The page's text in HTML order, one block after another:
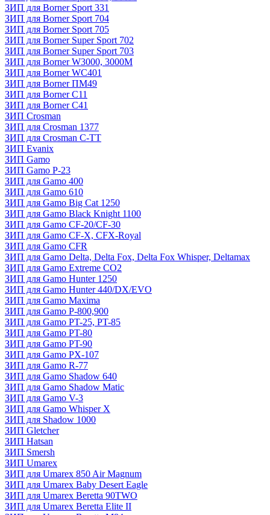
ЗИП для Borner Sport 331
ЗИП для Borner Sport 704
ЗИП для Borner Sport 705
ЗИП для Borner Super Sport 702
ЗИП для Borner Super Sport 703
ЗИП для Borner W3000, 3000М
ЗИП для Borner WC401
ЗИП для Borner ПМ49
ЗИП для Borner С11
ЗИП для Borner С41
ЗИП Crosman
ЗИП для Crosman 1377
ЗИП для Crosman C-TT
ЗИП Evanix
ЗИП Gamo
ЗИП Gamo P-23
ЗИП для Gamo 400
ЗИП для Gamo 610
ЗИП для Gamo Big Cat 1250
ЗИП для Gamo Black Knight 1100
ЗИП для Gamo CF-20/CF-30
ЗИП для Gamo CF-X, CFX-Royal
ЗИП для Gamo CFR
ЗИП для Gamo Delta, Delta Fox, Delta Fox Whisper, Deltamax
ЗИП для Gamo Extreme CO2
ЗИП для Gamo Hunter 1250
ЗИП для Gamo Hunter 440/DX/EVO
ЗИП для Gamo Maxima
ЗИП для Gamo P-800,900
ЗИП для Gamo PT-25, PT-85
ЗИП для Gamo PT-80
ЗИП для Gamo PT-90
ЗИП для Gamo PX-107
ЗИП для Gamo R-77
ЗИП для Gamo Shadow 640
ЗИП для Gamo Shadow Matic
ЗИП для Gamo V-3
ЗИП для Gamo Whisper X
ЗИП для Shadow 1000
ЗИП Gletcher
ЗИП Hatsan
ЗИП Smersh
ЗИП Umarex
ЗИП для Umarex 850 Air Magnum
ЗИП для Umarex Baby Desert Eagle
ЗИП для Umarex Beretta 90TWO
ЗИП для Umarex Beretta Elite II